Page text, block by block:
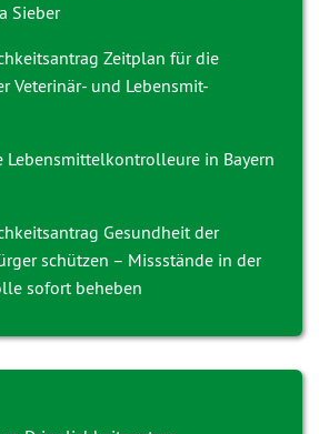
Sieber
Zeitplan für die
Veterinär- und Lebensmit-
Lebensmittelkontrolleure in Bayern
Gesundheit der
schützen – Missstände in der
sofort beheben